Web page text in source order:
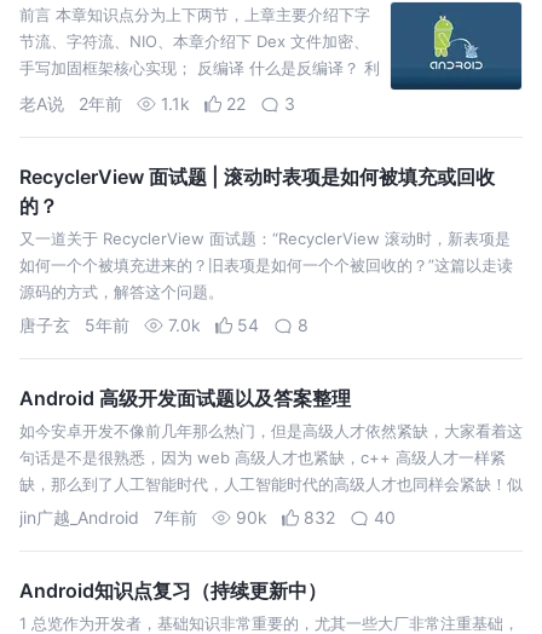
前言 本章知识点分为上下两节，上章主要介绍下字
节流、字符流、NIO、本章介绍下 Dex 文件加密、
手写加固框架核心实现； 反编译 什么是反编译？ 利
用编译程序从源语言编写的源程序产生目标程序的
老A说 2年前 1.1k 22 3
RecyclerView 面试题 | 滚动时表项是如何被填充或回收
的？
又一道关于 RecyclerView 面试题：“RecyclerView 滚动时，新表项是
如何一个个被填充进来的？旧表项是如何一个个被回收的？”这篇以走读
源码的方式，解答这个问题。
唐子玄 5年前 7.0k 54 8
Android 高级开发面试题以及答案整理
如今安卓开发不像前几年那么热门，但是高级人才依然紧缺，大家看着这
句话是不是很熟悉，因为 web 高级人才也紧缺，c++ 高级人才一样紧
缺，那么到了人工智能时代，人工智能时代的高级人才也同样会紧缺！似
乎是高级人才的人在其他领域也是高级人才，而不是因为选择了热门才会
jin广越_Android 7年前 90k 832 40
Android知识点复习（持续更新中）
1 总览作为开发者，基础知识非常重要的，尤其一些大厂非常注重基础，